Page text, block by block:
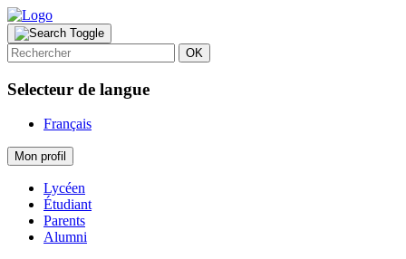
OK
Selecteur de langue
Français
Mon profil
Lycéen
Étudiant
Parents
Alumni